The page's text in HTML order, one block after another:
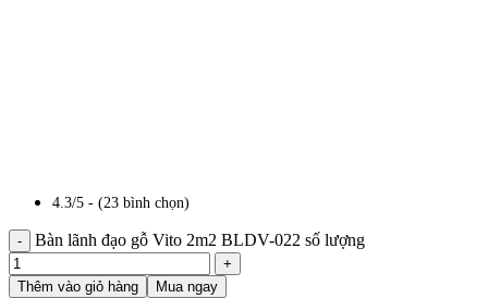
4.3/5 - (23 bình chọn)
Bàn lãnh đạo gỗ Vito 2m2 BLDV-022 số lượng
Thêm vào giỏ hàng Mua ngay